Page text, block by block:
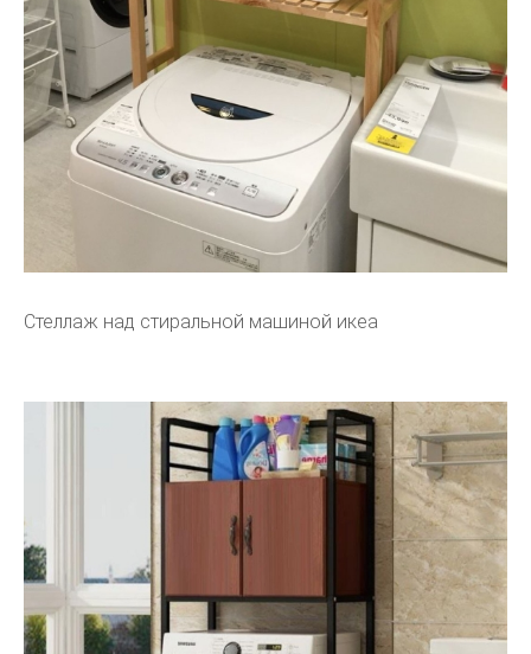
Стеллаж над стиральной машиной икеа